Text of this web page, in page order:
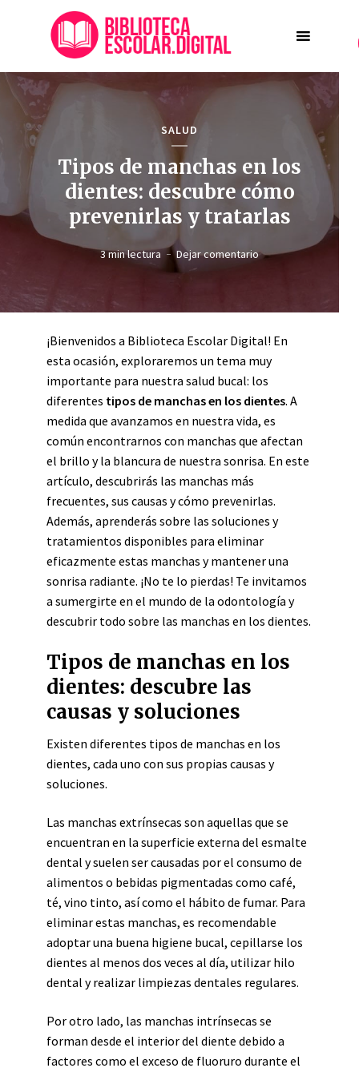
SALUD
Tipos de manchas en los
dientes: descubre cómo
prevenirlas y tratarlas
3 min lectura Dejar comentario
¡Bienvenidos a Biblioteca Escolar Digital! En
esta ocasión, exploraremos un tema muy
importante para nuestra salud bucal: los
diferentes tipos de manchas en los dientes. A
medida que avanzamos en nuestra vida, es
común encontrarnos con manchas que afectan
el brillo y la blancura de nuestra sonrisa. En este
artículo, descubrirás las manchas más
frecuentes, sus causas y cómo prevenirlas.
Además, aprenderás sobre las soluciones y
tratamientos disponibles para eliminar
eficazmente estas manchas y mantener una
sonrisa radiante. ¡No te lo pierdas! Te invitamos
a sumergirte en el mundo de la odontología y
descubrir todo sobre las manchas en los dientes.
Tipos de manchas en los
dientes: descubre las
causas y soluciones
Existen diferentes tipos de manchas en los
dientes, cada uno con sus propias causas y
soluciones.
Las manchas extrínsecas son aquellas que se
encuentran en la superficie externa del esmalte
dental y suelen ser causadas por el consumo de
alimentos o bebidas pigmentadas como café,
té, vino tinto, así como el hábito de fumar. Para
eliminar estas manchas, es recomendable
adoptar una buena higiene bucal, cepillarse los
dientes al menos dos veces al día, utilizar hilo
dental y realizar limpiezas dentales regulares.
Por otro lado, las manchas intrínsecas se
forman desde el interior del diente debido a
factores como el exceso de fluoruro durante el